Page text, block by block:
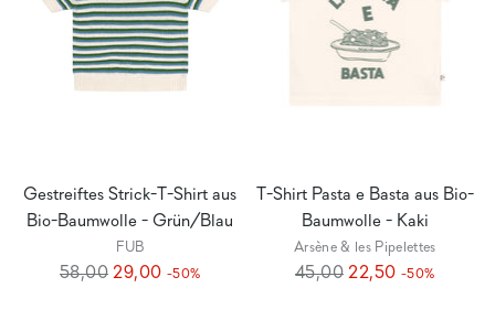
Gestreiftes Strick-T-Shirt aus
Bio-Baumwolle - Grün/Blau
FUB
Regulärer
58,00 29,00 -50%
T-Shirt Pasta e Basta aus Bio-
Baumwolle - Kaki
Arsène & les Pipelettes
Regulärer
45,00 22,50 -50%